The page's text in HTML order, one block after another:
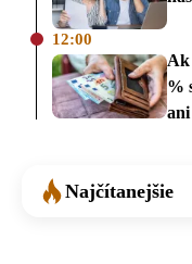
12:00
Ak
%
ani
Najčítanejšie